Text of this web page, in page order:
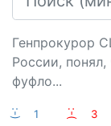
Генпрокурор
России,
фуфло...
:-) 1 :-(
3